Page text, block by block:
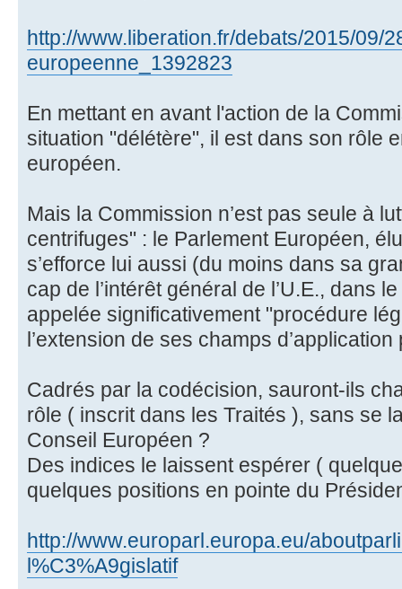
http://www.liberation.fr/debats/2015/09/
europeenne_1392823
En mettant en avant l'action de la
situation "délétère", il est dans son rôle
européen.
Mais la Commission n’est pas seule à
centrifuges" : le Parlement Européen,
s’efforce lui aussi (du moins dans sa
cap de l’intérêt général de l’U.E., dans
appelée significativement "procédure
l’extension de ses champs
Cadrés par la codécision, sauront-ils
rôle ( inscrit dans les Traités ), sans se
Conseil Européen ?
Des indices le laissent espérer (
quelques positions en pointe du
http://www.europarl.europa.eu/
l%C3%A9gislatif